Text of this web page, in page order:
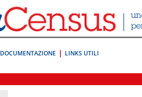
DOCUMENTAZIONE LINKS UTILI